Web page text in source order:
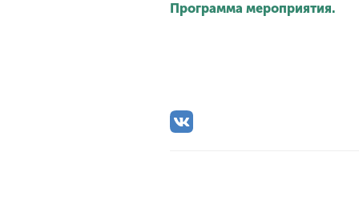
Программа мероприятия.